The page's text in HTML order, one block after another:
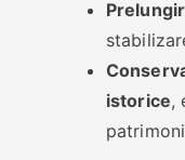
istorice,